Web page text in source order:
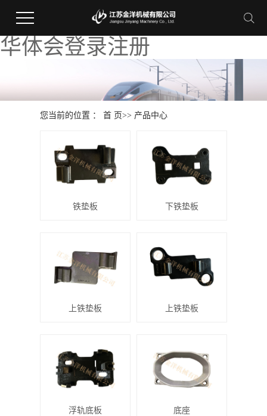
华体会登录注册
您当前的位置 ：首 页>> 产品中心
铁垫板 下铁垫板
上铁垫板 上铁垫板
浮轨底板 底座